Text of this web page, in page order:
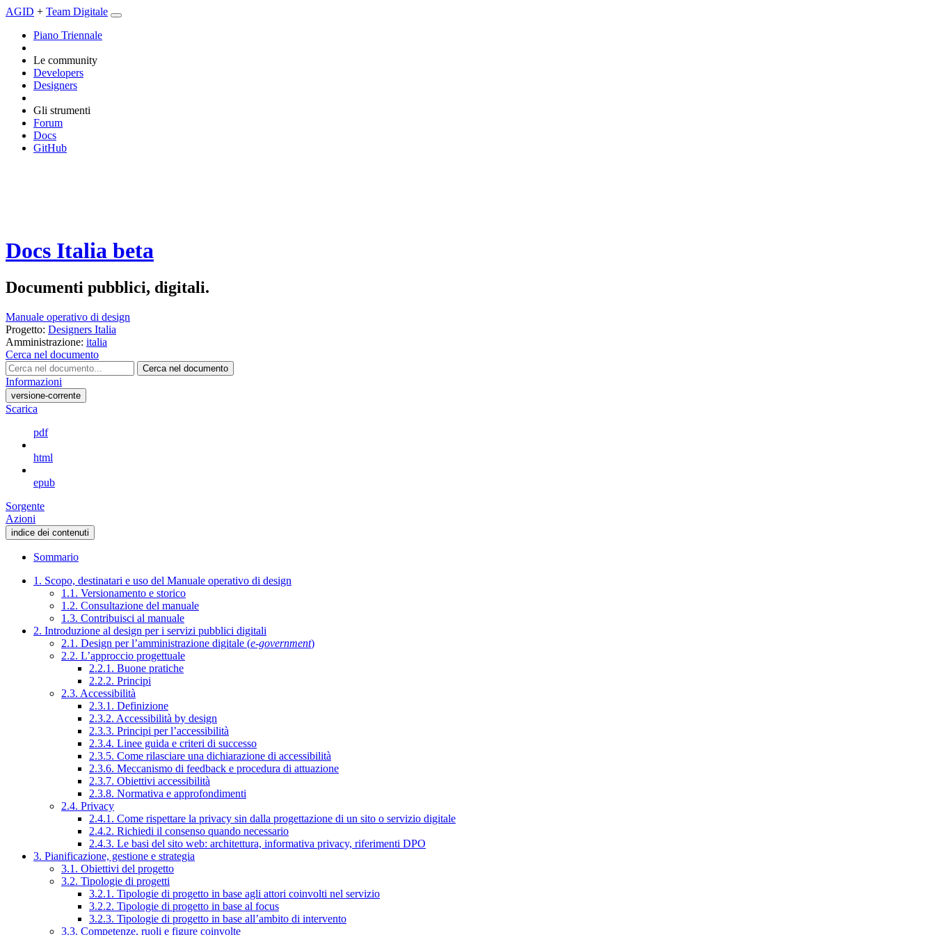
AGID + Team Digitale
Piano Triennale
Le community
Developers
Designers
Gli strumenti
Forum
Docs
GitHub
Docs Italia beta
Documenti pubblici, digitali.
Manuale operativo di design
Progetto: Designers Italia
Amministrazione: italia
Cerca nel documento
Cerca nel documento
Informazioni
versione-corrente
Scarica
pdf
html
epub
Sorgente
Azioni
indice dei contenuti
Sommario
1. Scopo, destinatari e uso del Manuale operativo di design
1.1. Versionamento e storico
1.2. Consultazione del manuale
1.3. Contribuisci al manuale
2. Introduzione al design per i servizi pubblici digitali
2.1. Design per l’amministrazione digitale (e-government)
2.2. L’approccio progettuale
2.2.1. Buone pratiche
2.2.2. Principi
2.3. Accessibilità
2.3.1. Definizione
2.3.2. Accessibilità by design
2.3.3. Principi per l’accessibilità
2.3.4. Linee guida e criteri di successo
2.3.5. Come rilasciare una dichiarazione di accessibilità
2.3.6. Meccanismo di feedback e procedura di attuazione
2.3.7. Obiettivi accessibilità
2.3.8. Normativa e approfondimenti
2.4. Privacy
2.4.1. Come rispettare la privacy sin dalla progettazione di un sito o servizio digitale
2.4.2. Richiedi il consenso quando necessario
2.4.3. Le basi del sito web: architettura, informativa privacy, riferimenti DPO
3. Pianificazione, gestione e strategia
3.1. Obiettivi del progetto
3.2. Tipologie di progetti
3.2.1. Tipologie di progetto in base agli attori coinvolti nel servizio
3.2.2. Tipologie di progetto in base al focus
3.2.3. Tipologie di progetto in base all’ambito di intervento
3.3. Competenze, ruoli e figure coinvolte